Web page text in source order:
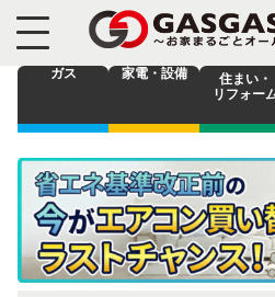
ガス 家電・設備
住まい・
リフォー